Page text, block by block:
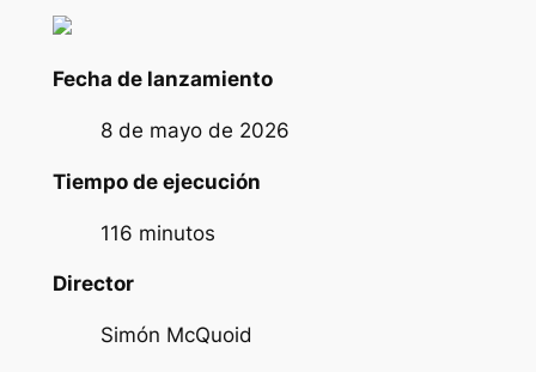
Fecha de lanzamiento
8 de mayo de 2026
Tiempo de ejecución
116 minutos
Director
Simón McQuoid